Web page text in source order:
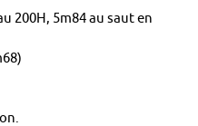
200H, 5m84 au saut en